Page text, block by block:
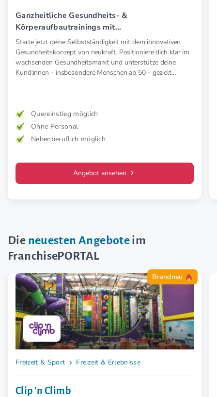
Ganzheitliche Gesundheits- &
Körperaufbautrainings mit
Elektromyostimulation (EMS).
Starte jetzt deine Selbstständigkeit mit dem innovativen
Gesundheitskonzept von neukraft. Positioniere dich klar im
wachsenden Gesundheitsmarkt und unterstütze deine
Kund:innen - insbesondere Menschen ab 50 - gezielt
Konzept.Quereinstieg möglich
Ohne Personal
Nebenberuflich möglich
Angebot ansehen
Die neuesten Angeboteim
FranchisePORTAL
Brandneu
Freizeit & Sport Freizeit & Erlebnisse
Clip 'n Climb